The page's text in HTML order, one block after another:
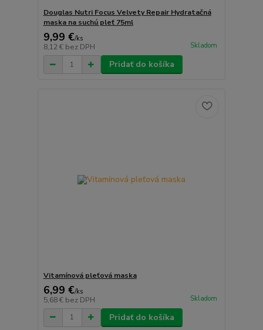
Douglas Nutri Focus Velvety Repair Hydratačná
maska na suchú pleť 75ml
9,99 €/ks
8,12 € bez DPH Skladom
Pridať do košíka
Vitamínová pleťová maska
6,99 €/ks
5,68 € bez DPH Skladom
Pridať do košíka